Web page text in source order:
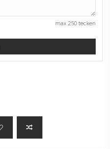
max 250 tecken